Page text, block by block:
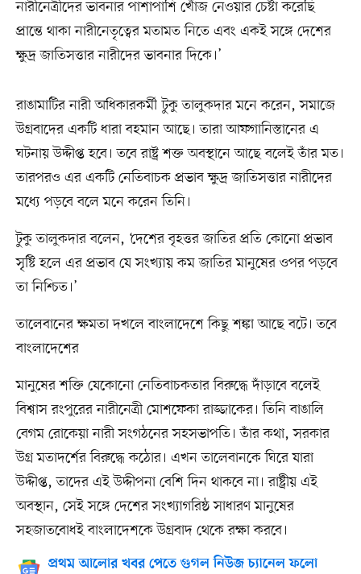
নারীনেত্রীদের ভাবনার পাশাপাশি খোঁজ নেওয়ার চেষ্টা করেছি
প্রান্তে থাকা নারীনেতৃত্বের মতামত নিতে এবং একই সঙ্গে দেশের
ক্ষুদ্র জাতিসত্তার নারীদের ভাবনার দিকে।’
রাঙামাটির নারী অধিকারকর্মী টুকু তালুকদার মনে করেন, সমাজে
উগ্রবাদের একটি ধারা বহমান আছে। তারা আফগানিস্তানের এ
ঘটনায় উদ্দীপ্ত হবে। তবে রাষ্ট্র শক্ত অবস্থানে আছে বলেই তাঁর মত।
তারপরও এর একটি নেতিবাচক প্রভাব ক্ষুদ্র জাতিসত্তার নারীদের
মধ্যে পড়বে বলে মনে করেন তিনি।
টুকু তালুকদার বলেন, ‘দেশের বৃহত্তর জাতির প্রতি কোনো প্রভাব
সৃষ্টি হলে এর প্রভাব যে সংখ্যায় কম জাতির মানুষের ওপর পড়বে
তা নিশ্চিত।’
তালেবানের ক্ষমতা দখলে বাংলাদেশে কিছু শঙ্কা আছে বটে। তবে
বাংলাদেশের
মানুষের শক্তি যেকোনো নেতিবাচকতার বিরুদ্ধে দাঁড়াবে বলেই
বিশ্বাস রংপুরের নারীনেত্রী মোশফেকা রাজ্জাকের। তিনি বাঙালি
বেগম রোকেয়া নারী সংগঠনের সহসভাপতি। তাঁর কথা, সরকার
উগ্র মতাদর্শের বিরুদ্ধে কঠোর। এখন তালেবানকে ঘিরে যারা
উদ্দীপ্ত, তাদের এই উদ্দীপনা বেশি দিন থাকবে না। রাষ্ট্রীয় এই
অবস্থান, সেই সঙ্গে দেশের সংখ্যাগরিষ্ঠ সাধারণ মানুষের
সহজাতবোধই বাংলাদেশকে উগ্রবাদ থেকে রক্ষা করবে।
প্রথম আলোর খবর পেতে গুগল নিউজ চ্যানেল ফলো